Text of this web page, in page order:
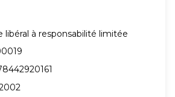
libéral à responsabilité limitée